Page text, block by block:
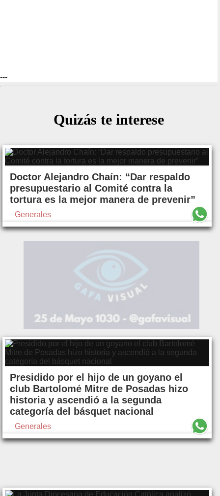
---
Quizás te interese
Doctor Alejandro Chaín: “Dar respaldo
presupuestario al Comité contra la
tortura es la mejor manera de prevenir”
Generales
Presidido por el hijo de un goyano el
club Bartolomé Mitre de Posadas hizo
historia y ascendió a la segunda
categoría del básquet nacional
Generales